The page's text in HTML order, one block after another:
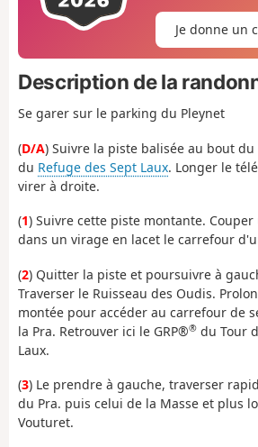
Je donne un
Description de la
Se garer sur le parking du Pleynet
(D/A) Suivre la piste balisée au bout
du Refuge des Sept Laux. Longer le
virer à droite.
(1) Suivre cette piste montante.
dans un virage en lacet le carrefour
(2) Quitter la piste et poursuivre à
Traverser le Ruisseau des Oudis.
montée pour accéder au carrefour de
la Pra. Retrouver ici le GRP®® du Tour
Laux.
(3) Le prendre à gauche, traverser
du Pra. puis celui de la Masse et plus
Vouturet.